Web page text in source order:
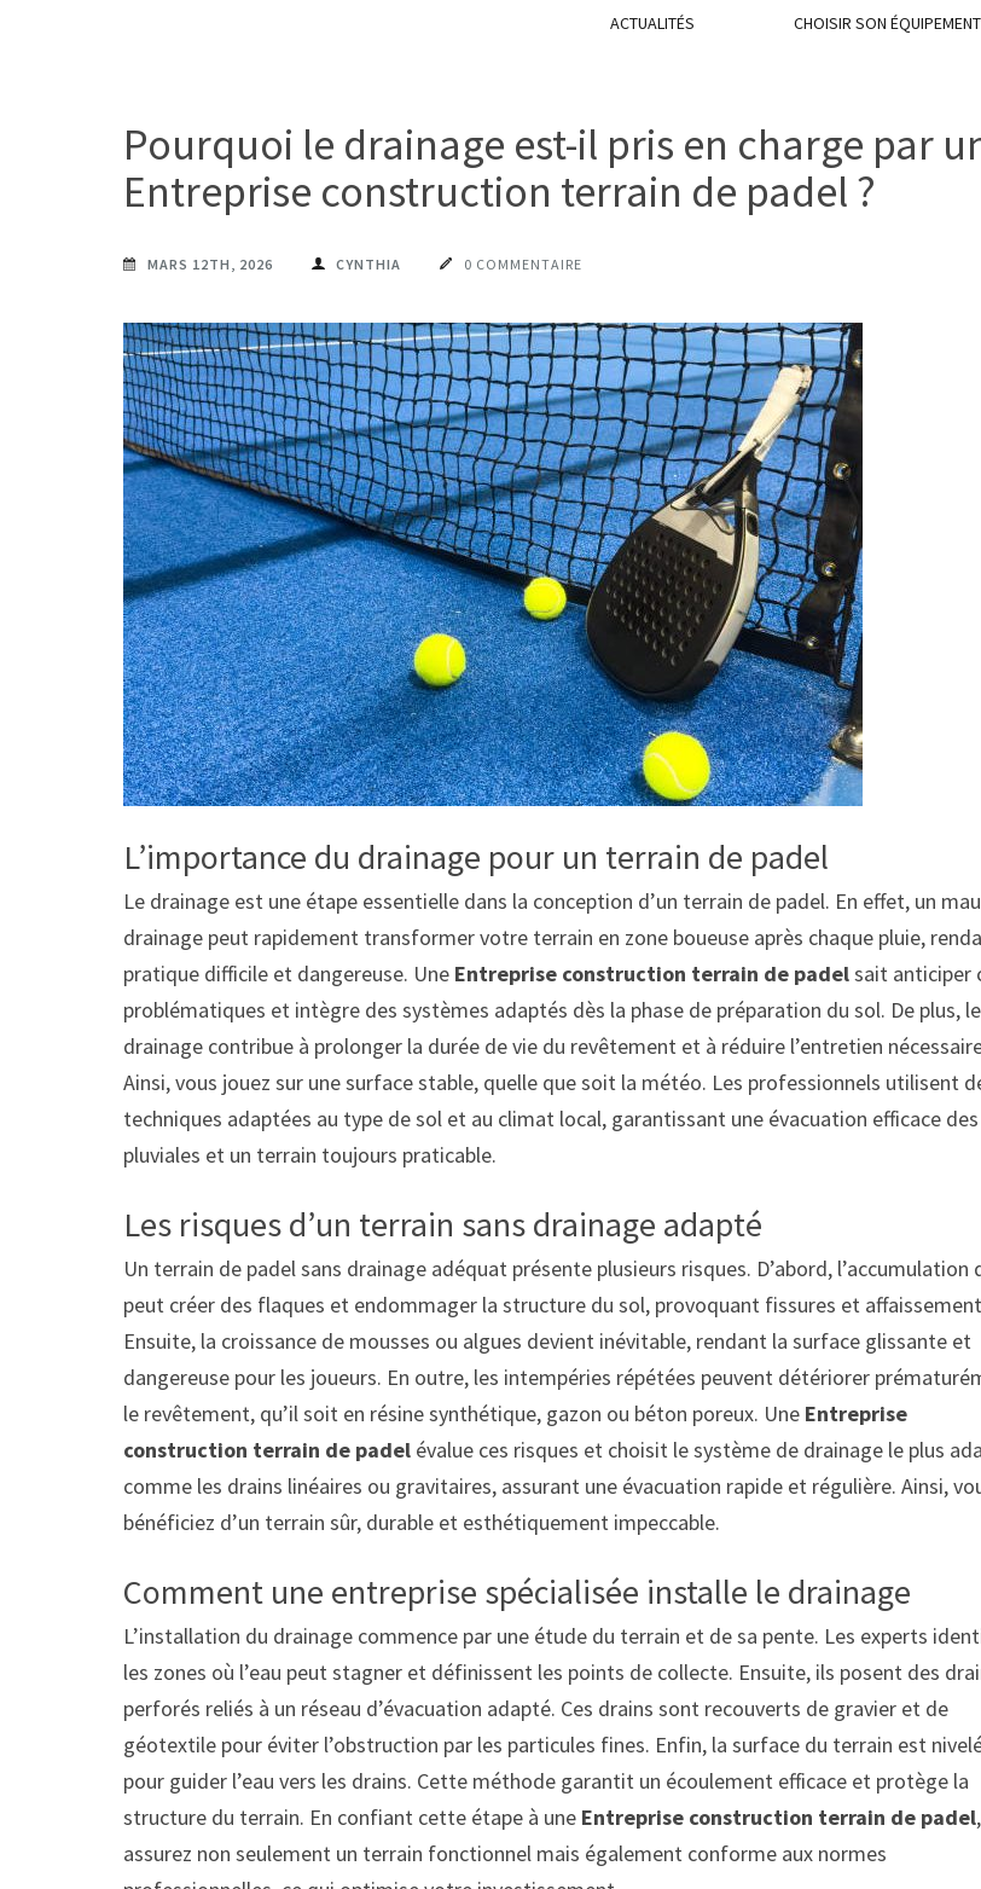
ACTUALITÉS CHOISIR SON ÉQUIPEMENT
Pourquoi le drainage est-il pris en charge par
Entreprise construction terrain de padel ?
MARS 12TH, 2026 CYNTHIA 0 COMMENTAIRE
L’importance du drainage pour un terrain de padel
Le drainage est une étape essentielle dans la conception d’un terrain de padel. En effet, un
drainage peut rapidement transformer votre terrain en zone boueuse après chaque pluie,
pratique difficile et dangereuse. Une Entreprise construction terrain de padelsait anticiper
problématiques et intègre des systèmes adaptés dès la phase de préparation du sol. De plus, le
drainage contribue à prolonger la durée de vie du revêtement et à réduire l’entretien
Ainsi, vous jouez sur une surface stable, quelle que soit la météo. Les professionnels utilisent
techniques adaptées au type de sol et au climat local, garantissant une évacuation efficace
pluviales et un terrain toujours praticable.
Les risques d’un terrain sans drainage adapté
Un terrain de padel sans drainage adéquat présente plusieurs risques. D’abord, l’accumulation
peut créer des flaques et endommager la structure du sol, provoquant fissures et
Ensuite, la croissance de mousses ou algues devient inévitable, rendant la surface glissante et
dangereuse pour les joueurs. En outre, les intempéries répétées peuvent détériorer
le revêtement, qu’il soit en résine synthétique, gazon ou béton poreux. Une Entreprise
construction terrain de padel évalue ces risques et choisit le système de drainage le plus
comme les drains linéaires ou gravitaires, assurant une évacuation rapide et régulière. Ainsi,
bénéficiez d’un terrain sûr, durable et esthétiquement impeccable.
Comment une entreprise spécialisée installe le drainage
L’installation du drainage commence par une étude du terrain et de sa pente. Les experts
les zones où l’eau peut stagner et définissent les points de collecte. Ensuite, ils posent des
perforés reliés à un réseau d’évacuation adapté. Ces drains sont recouverts de gravier et de
géotextile pour éviter l’obstruction par les particules fines. Enfin, la surface du terrain est
pour guider l’eau vers les drains. Cette méthode garantit un écoulement efficace et protège la
structure du terrain. En confiant cette étape à une Entreprise construction terrain de padel
assurez non seulement un terrain fonctionnel mais également conforme aux normes